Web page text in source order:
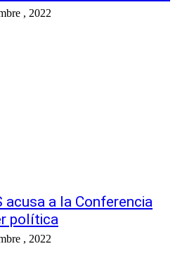
, 2022
acusa a la Conferencia
política
, 2022